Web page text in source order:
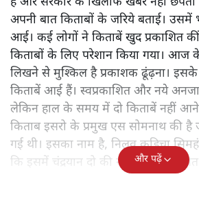
अपनी बात किताबों के जरिये बताई। उसमें
आई। कई लोगों ने किताबें खुद प्रकाशित
किताबों के लिए परेशान किया गया। आज
लिखने से मुश्किल है प्रकाशक ढूंढ़ना।
किताबें आई हैं। स्वप्रकाशित और नये
लेकिन हाल के समय में दो किताबें नहीं
किताब इसरो के प्रमुख एस सोमनाथ की
गई थी। इसका नाम है, निलवु कुडिचा
कि इसमें चंद्रयान दो की नाकामी से
और पढ़ें